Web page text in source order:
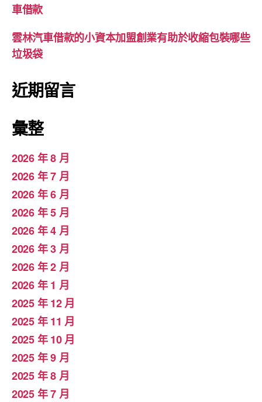
車借款
雲林汽車借款的小資本加盟創業有助於收縮包裝哪些
垃圾袋
近期留言
彙整
2026 年 8 月
2026 年 7 月
2026 年 6 月
2026 年 5 月
2026 年 4 月
2026 年 3 月
2026 年 2 月
2026 年 1 月
2025 年 12 月
2025 年 11 月
2025 年 10 月
2025 年 9 月
2025 年 8 月
2025 年 7 月